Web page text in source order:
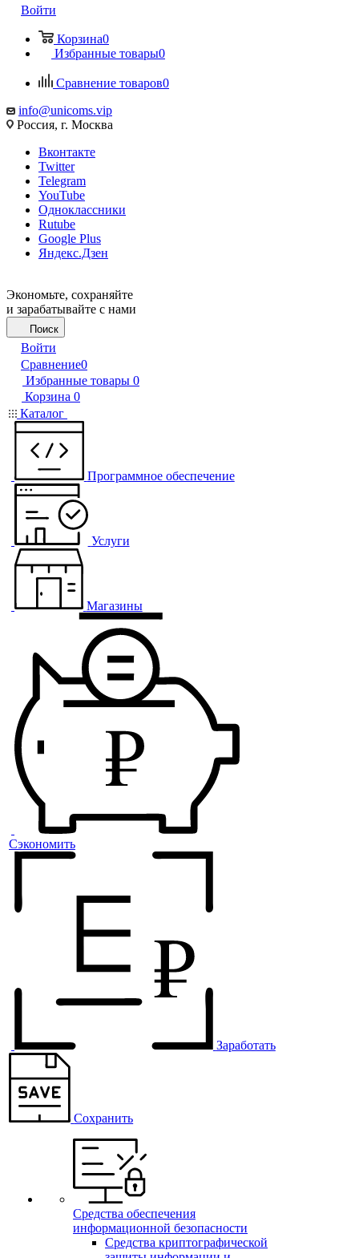
Войти
Корзина0
Избранные товары0
Сравнение товаров0
info@unicoms.vip
Россия, г. Москва
Вконтакте
Twitter
Telegram
YouTube
Одноклассники
Rutube
Google Plus
Яндекс.Дзен
Экономьте, сохраняйте
и зарабатывайте с нами
Поиск
Войти
Сравнение0
Избранные товары 0
Корзина 0
Каталог
Программное обеспечение
Услуги
Магазины
Сэкономить
Заработать
Сохранить
Средства обеспечения
информационной безопасности
Средства криптографической